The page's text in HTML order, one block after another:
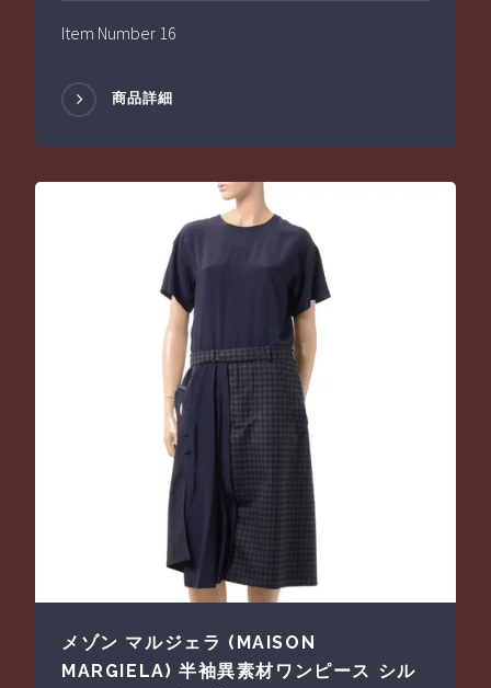
Item Number 16
商品詳細
メゾン マルジェラ (MAISON
MARGIELA) 半袖異素材ワンピース シル